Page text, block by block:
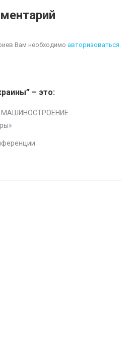
Вам необходимо авторизоваться.
– это:
МАШИНОСТРОЕНИЕ.
»